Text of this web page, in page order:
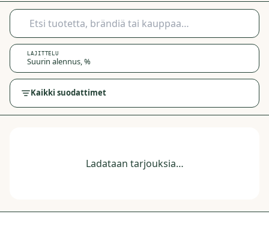
LAJITTELU
Suurin alennus, %
Kaikki suodattimet
Ladataan tarjouksia…